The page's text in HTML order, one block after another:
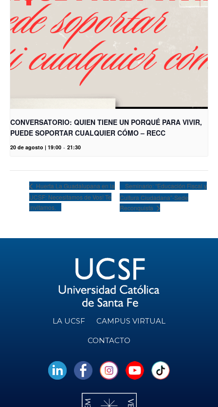
CONVERSATORIO: QUIEN TIENE UN PORQUÉ PARA VIVIR,
PUEDE SOPORTAR CUALQUIER CÓMO – RECC
20 de agosto | 19:00 - 21:30
Huerta La Guadalupana en la
UCSF: Necesitamos de Vos! Te
invitamos.
Seminario: “Educación Fiscal y
Cultura Ciudadana”-Sede
Reconquista
LA UCSF CAMPUS VIRTUAL
CONTACTO